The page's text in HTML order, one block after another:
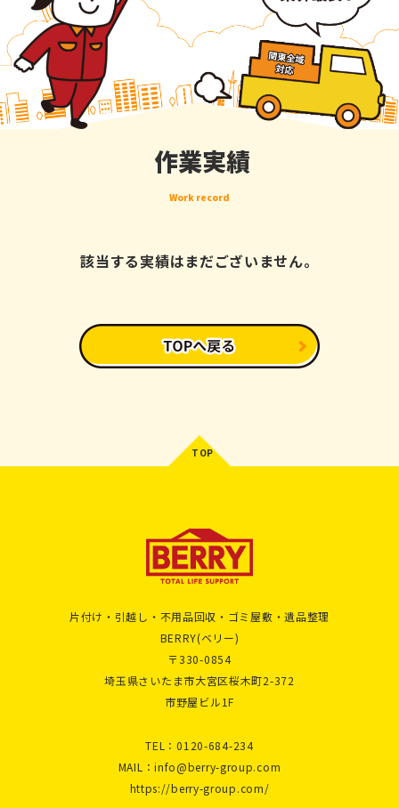
作業実績
Work record
該当する実績はまだございません。
片付け・引越し・不用品回収・ゴミ屋敷・遺品整理
BERRY(ベリー)
〒330-0854
埼玉県さいたま市大宮区桜木町2-372
市野屋ビル1F
TEL：0120-684-234
MAIL：info@berry-group.com
https://berry-group.com/